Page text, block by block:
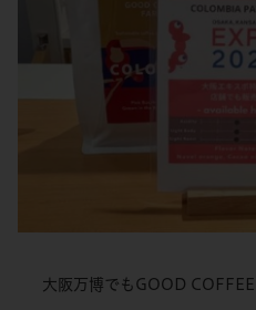
大阪万博でもGOOD